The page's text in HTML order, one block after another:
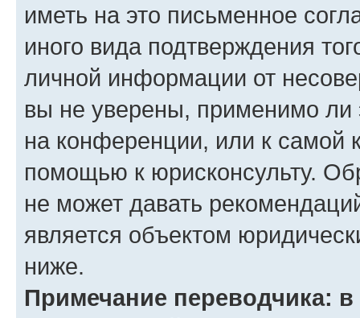
иметь на это письменное
иного вида подтверждения
личной информации от
вы не уверены, применимо ли
на конференции, или к самой
помощью к юрисконсульту.
не может давать
является объектом
ниже.
Примечание переводчика: